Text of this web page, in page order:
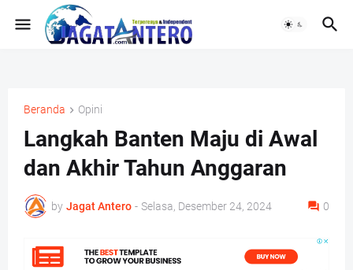
Beranda Opini
Langkah Banten Maju di Awal
dan Akhir Tahun Anggaran
by Jagat Antero - Selasa, Desember 24, 2024 0